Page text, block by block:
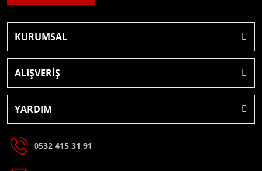
KURUMSAL
ALIŞVERİŞ
YARDIM
0532 415 31 91